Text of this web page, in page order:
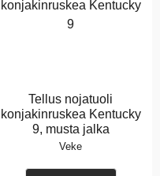
Tellus nojatuoli
konjakinruskea Kentucky
9, musta jalka
Veke